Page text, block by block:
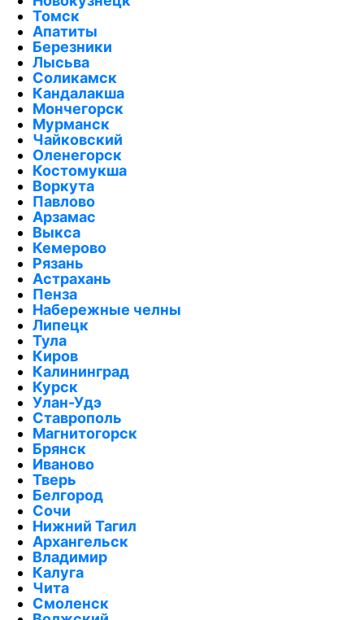
Томск
Апатиты
Березники
Лысьва
Соликамск
Кандалакша
Мончегорск
Мурманск
Чайковский
Оленегорск
Костомукша
Воркута
Павлово
Арзамас
Выкса
Кемерово
Рязань
Астрахань
Пенза
Набережные челны
Липецк
Тула
Киров
Калининград
Курск
Улан-Удэ
Ставрополь
Магнитогорск
Брянск
Иваново
Тверь
Белгород
Сочи
Нижний Тагил
Архангельск
Владимир
Калуга
Чита
Смоленск